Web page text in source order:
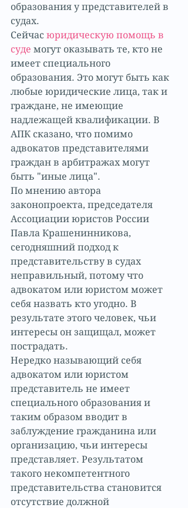
образования у представителей в
судах.
Сейчас юридическую помощь в
суде могут оказывать те, кто не
имеет специального
образования. Это могут быть как
любые юридические лица, так и
граждане, не имеющие
надлежащей квалификации. В
АПК сказано, что помимо
адвокатов представителями
граждан в арбитражах могут
быть "иные лица".
По мнению автора
законопроекта, председателя
Ассоциации юристов России
Павла Крашенинникова,
сегодняшний подход к
представительству в судах
неправильный, потому что
адвокатом или юристом может
себя назвать кто угодно. В
результате этого человек, чьи
интересы он защищал, может
пострадать.
Нередко называющий себя
адвокатом или юристом
представитель не имеет
специального образования и
таким образом вводит в
заблуждение гражданина или
организацию, чьи интересы
представляет. Результатом
такого некомпетентного
представительства становится
отсутствие должной